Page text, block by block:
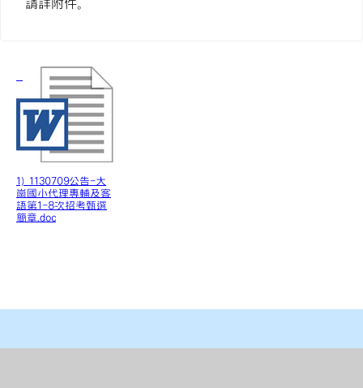
請詳附件。
1) 1130709公告-大
崗國小代理專輔及客
語第1-8次招考甄選
簡章.doc